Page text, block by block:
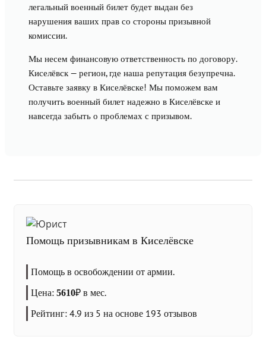
легальный военный билет будет выдан без
нарушения ваших прав со стороны призывной
комиссии.
Мы несем финансовую ответственность по договору.
Киселёвск — регион, где наша репутация безупречна.
Оставьте заявку в Киселёвске! Мы поможем вам
получить военный билет надежно в Киселёвске и
навсегда забыть о проблемах с призывом.
Помощь призывникам в Киселёвске
Помощь в освобождении от армии.
Цена: 5610₽ в мес.
Рейтинг: 4.9 из 5 на основе 193 отзывов